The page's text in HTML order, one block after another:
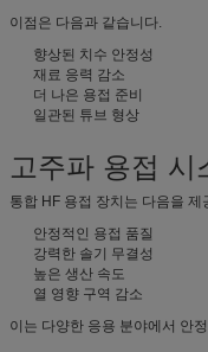
이점은 다음과 같습니다.
향상된 치수 안정성
재료 응력 감소
더 나은 용접 준비
일관된 튜브 형상
고주파 용접 시
통합 HF 용접 장치는 다음을 제
안정적인 용접 품질
강력한 솔기 무결성
높은 생산 속도
열 영향 구역 감소
이는 다양한 응용 분야에서 안